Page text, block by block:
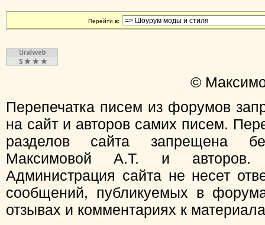
Перейти в:
©
Перепечатка писем из форумов
на сайт и авторов самих писем.
разделов сайта запрещена
Максимовой А.Т. и
Администрация сайта не несет
сообщений, публикуемых в
отзывах и комментариях к